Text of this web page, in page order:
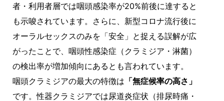
者・利用者層では咽頭感染率が20%前後に達すると
も示唆されています。さらに、新型コロナ流行後に
オーラルセックスのみを「安全」と捉える誤解が広
がったことで、咽頭性感染症（クラミジア・淋菌）
の検出率が増加傾向にあるとも言われています。
咽頭クラミジアの最大の特徴は 「無症候率の高さ」
です。性器クラミジアでは尿道炎症状（排尿時痛・